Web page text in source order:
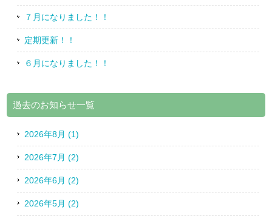
７月になりました！！
定期更新！！
６月になりました！！
過去のお知らせ一覧
2026年8月 (1)
2026年7月 (2)
2026年6月 (2)
2026年5月 (2)